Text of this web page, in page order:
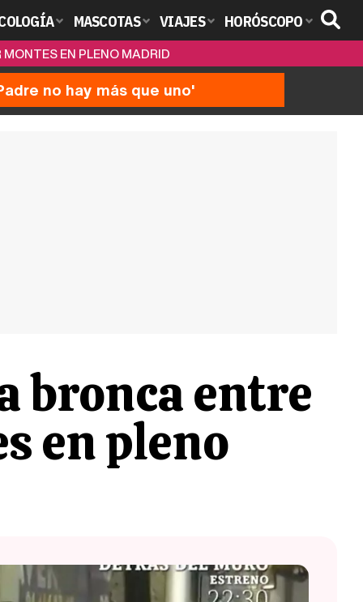
MASCOTAS VIAJES HORÓSCOPO
EN PLENO MADRID
no hay más que uno'
bronca entre
en pleno